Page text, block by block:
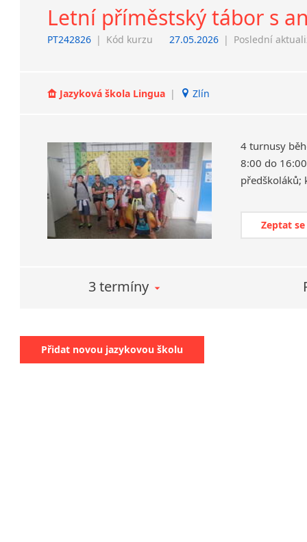
Letní příměstský tábor s
PT242826 | Kód kurzu 27.05.2026 | Poslední
Jazyková škola Lingua | Zlín
4 turnusy
8:00 do
předškoláků;
Zeptat
3 termíny
Přidat novou jazykovou školu